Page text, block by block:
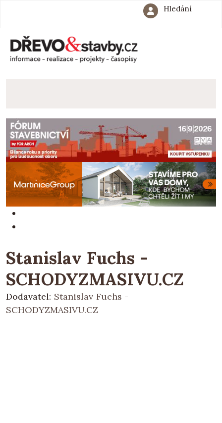
Hledání
Stanislav Fuchs -
SCHODYZMASIVU.CZ
Dodavatel: Stanislav Fuchs -
SCHODYZMASIVU.CZ